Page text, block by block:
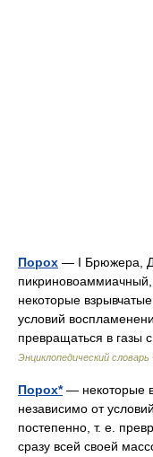
Порох — I Брюжера,
некоторые
условий
превращаться в
Энциклопедический
Порох*— некоторые
независимо от
постепенно, т. е.
сразу всей своей